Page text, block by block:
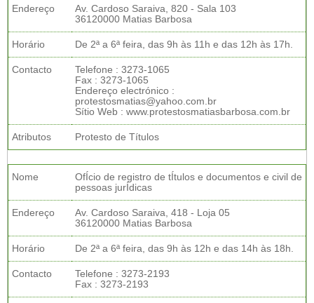
Endereço
Av. Cardoso Saraiva, 820 - Sala 103
36120000 Matias Barbosa
Horário De 2ª a 6ª feira, das 9h às 11h e das 12h às 17h.
Contacto
Telefone : 3273-1065
Fax : 3273-1065
Endereço electrónico :
protestosmatias@yahoo.com.br
Sítio Web : www.protestosmatiasbarbosa.com.br
Atributos Protesto de Títulos
Nome
OfÍcio de registro de tÍtulos e documentos e civil de
pessoas jurÍdicas
Endereço
Av. Cardoso Saraiva, 418 - Loja 05
36120000 Matias Barbosa
Horário De 2ª a 6ª feira, das 9h às 12h e das 14h às 18h.
Contacto
Telefone : 3273-2193
Fax : 3273-2193